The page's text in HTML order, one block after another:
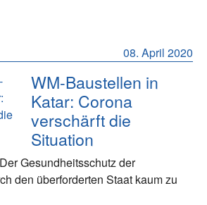
08. April 2020
WM-Baustellen in
Katar: Corona
verschärft die
Situation
Gesundheitsschutz der
den überforderten Staat kaum zu